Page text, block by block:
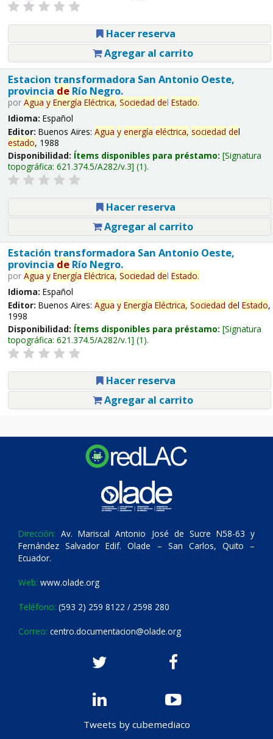
Hacer reserva
Agregar al carrito
Estacion transformadora San Antonio Oeste,
provincia deRío Negro.
por Agua y Energía Eléctrica, Sociedad del Estado.
Idioma: Español
Editor: Buenos Aires: Agua y energía eléctrica, sociedad del
estado, 1988
Disponibilidad: Ítems disponibles para préstamo: Signatura
topográfica: 621.374.5/A282/v.3 (1).
Hacer reserva
Agregar al carrito
Estación transformadora San Antonio Oeste,
provincia deRío Negro.
por Agua y Energía Eléctrica, Sociedad del Estado.
Idioma: Español
Editor: Buenos Aires: Agua y Energía Eléctrica, Sociedad del Estado,
1998
Disponibilidad: Ítems disponibles para préstamo: Signatura
topográfica: 621.374.5/A282/v.1 (1).
Hacer reserva
Agregar al carrito
Dirección: Av. Mariscal Antonio José de Sucre N58-63 y
Fernández Salvador Edif. Olade – San Carlos, Quito –
Ecuador.
Web: www.olade.org
Teléfono: (593 2) 259 8122 / 2598 280
Correo: centro.documentacion@olade.org
Tweets by cubemediaco